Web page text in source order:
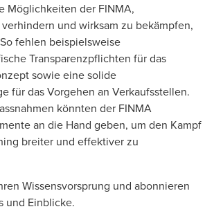
Möglichkeiten der FINMA,
und wirksam zu bekämpfen,
fehlen beispielsweise
Transparenzpflichten für das
sowie eine solide
für das Vorgehen an Verkaufsstellen.
könnten der FINMA
an die Hand geben, um den Kampf
breiter und effektiver zu
Wissensvorsprung und abonnieren
und Einblicke.